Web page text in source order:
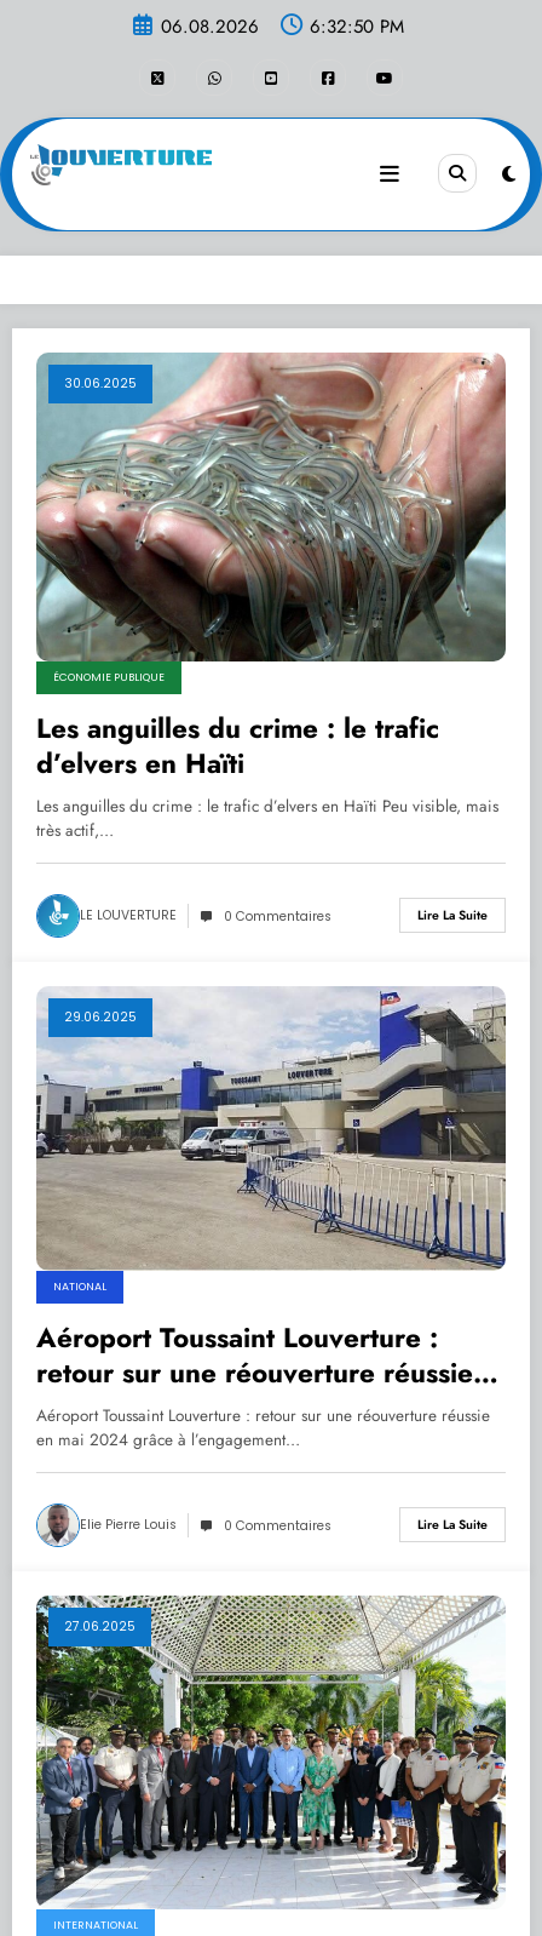
06.08.2026 6:32:51 PM
30.06.2025
ÉCONOMIE PUBLIQUE
Les anguilles du crime : le trafic
d’elvers en Haïti
Les anguilles du crime : le trafic d’elvers en Haïti Peu visible, mais
très actif,…
LE LOUVERTURE 0 Commentaires Lire La Suite
29.06.2025
NATIONAL
Aéroport Toussaint Louverture :
retour sur une réouverture réussie
en mai 2024 grâce à l’engagement
des policiers sous la direction de
Frantz Elbé et au soutien des
autorités étatiques
Aéroport Toussaint Louverture : retour sur une réouverture réussie
en mai 2024 grâce à l’engagement…
Elie Pierre Louis 0 Commentaires Lire La Suite
27.06.2025
INTERNATIONAL